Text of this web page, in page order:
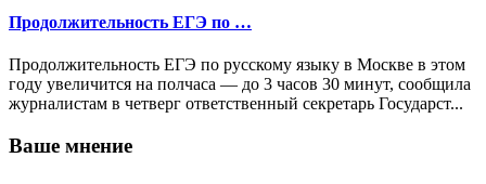
Продолжительность ЕГЭ по …
Продолжительность ЕГЭ по русскому языку в Москве в этом
году увеличится на полчаса — до 3 часов 30 минут, сообщила
журналистам в четверг ответственный секретарь Государст...
Ваше мнение